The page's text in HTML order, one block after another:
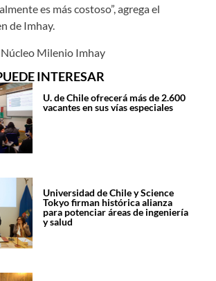
es más costoso”, agrega el
de Imhay.
Milenio Imhay
INTERESAR
U. de Chile ofrecerá más de 2.600
vacantes en sus vías especiales
Universidad de Chile y Science
Tokyo firman histórica alianza
para potenciar áreas de ingeniería
y salud